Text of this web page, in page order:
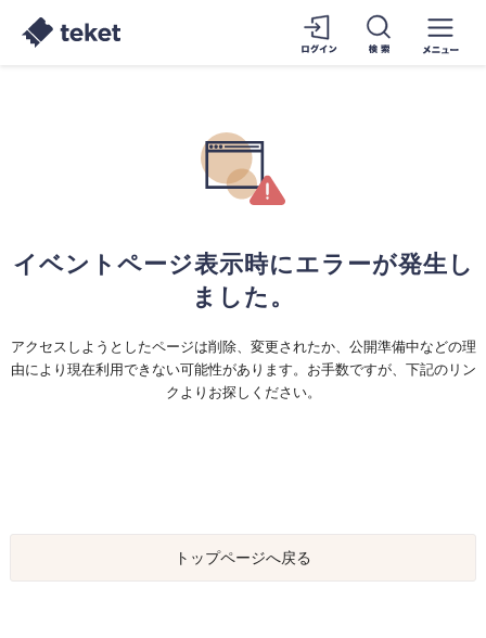
イベントページ表示時にエラーが発生し
ました。
アクセスしようとしたページは削除、変更されたか、公開準備中などの理
由により現在利用できない可能性があります。お手数ですが、下記のリン
クよりお探しください。
トップページへ戻る